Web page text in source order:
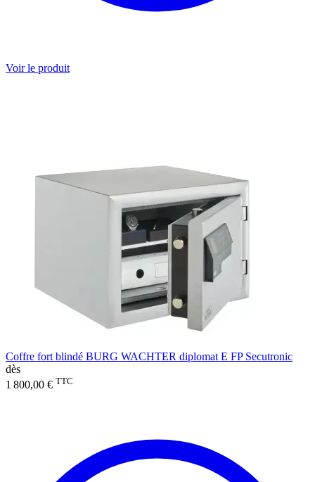
Voir le produit
Coffre fort blindé BURG WACHTER diplomat E FP Secutronic
dès
1 800,00 € TTC